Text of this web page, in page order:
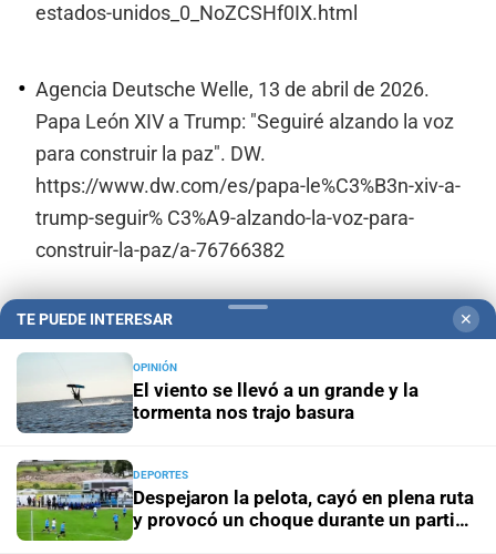
estados-unidos_0_NoZCSHf0IX.html
Agencia Deutsche Welle, 13 de abril de 2026.
Papa León XIV a Trump: "Seguiré alzando la voz
para construir la paz". DW.
https://www.dw.com/es/papa-le%C3%B3n-xiv-a-
trump-seguir% C3%A9-alzando-la-voz-para-
construir-la-paz/a-76766382
Foucault, M. (2001). Defender la sociedad: curso
en el Collège de France (1975-1976) (H. Pons,
Trad.). Fondo de Cultura Económica.
Gentile, E. (2007). El culto del Littorio: la
sacralización de la política en la Italia fascista (L.
Rossi, Trad.). Siglo XXI.
TE PUEDE INTERESAR ✕
OPINIÓN
El viento se llevó a un grande y la
tormenta nos trajo basura
DEPORTES
Despejaron la pelota, cayó en plena ruta
y provocó un choque durante un partido